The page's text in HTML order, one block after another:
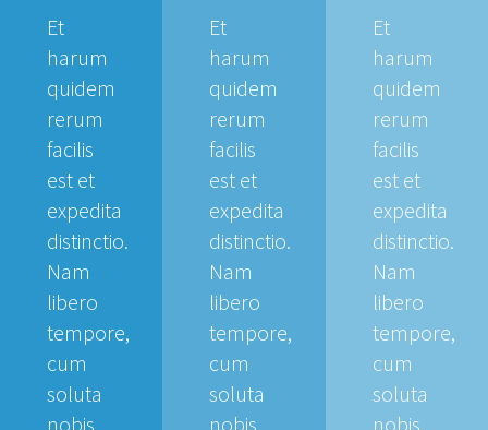
Et
harum
quidem
rerum
facilis
est et
expedita
distinctio.
Nam
libero
tempore,
cum
soluta
nobis
Et
harum
quidem
rerum
facilis
est et
expedita
distinctio.
Nam
libero
tempore,
cum
soluta
nobis
Et
harum
quidem
rerum
facilis
est et
expedita
distinctio.
Nam
libero
tempore,
cum
soluta
nobis